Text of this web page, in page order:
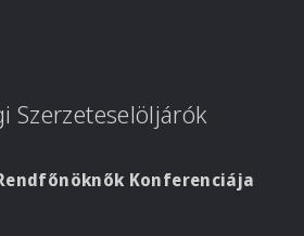
Szerzeteselöljárók
Konferenciája